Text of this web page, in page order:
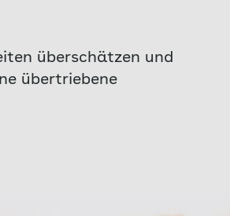
überschätzen und
übertriebene